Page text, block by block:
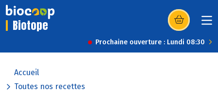
Biotope (s’ouvre dans
Prochaine ouverture : Lundi 08:30
Accueil
Toutes nos recettes